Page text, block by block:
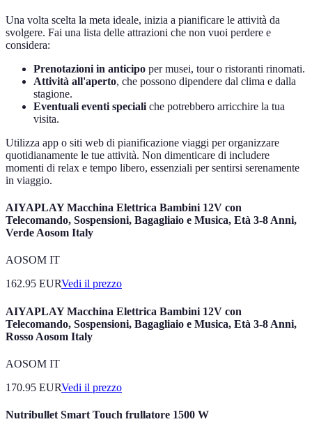
Una volta scelta la meta ideale, inizia a pianificare le attività da
svolgere. Fai una lista delle attrazioni che non vuoi perdere e
considera:
Prenotazioni in anticipo per musei, tour o ristoranti rinomati.
Attività all'aperto, che possono dipendere dal clima e dalla
stagione.
Eventuali eventi speciali che potrebbero arricchire la tua
visita.
Utilizza app o siti web di pianificazione viaggi per organizzare
quotidianamente le tue attività. Non dimenticare di includere
momenti di relax e tempo libero, essenziali per sentirsi serenamente
in viaggio.
AIYAPLAY Macchina Elettrica Bambini 12V con
Telecomando, Sospensioni, Bagagliaio e Musica, Età 3-8 Anni,
Verde Aosom Italy
AOSOM IT
162.95 EURVedi il prezzo
AIYAPLAY Macchina Elettrica Bambini 12V con
Telecomando, Sospensioni, Bagagliaio e Musica, Età 3-8 Anni,
Rosso Aosom Italy
AOSOM IT
170.95 EURVedi il prezzo
Nutribullet Smart Touch frullatore 1500 W